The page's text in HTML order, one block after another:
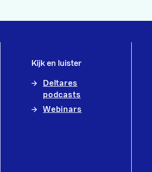
Kijk en luister
Deltares
podcasts
Webinars